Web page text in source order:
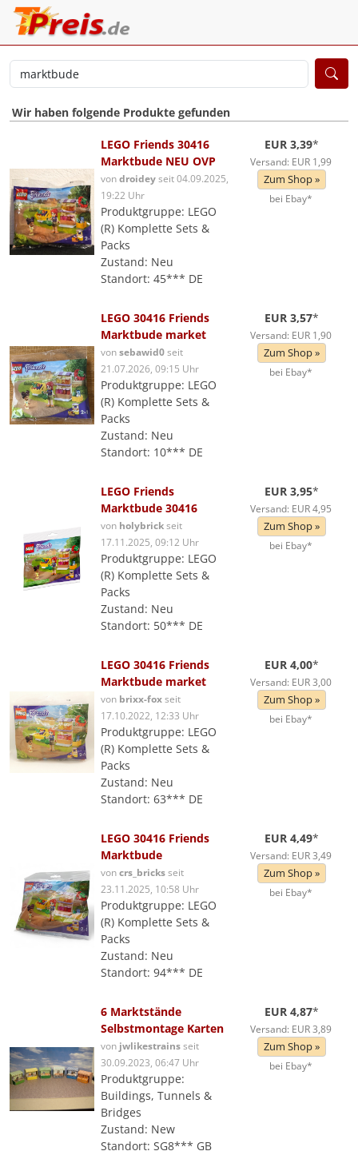
Wir haben folgende Produkte gefunden
LEGO Friends 30416
Marktbude NEU OVP
vondroideyseit 04.09.2025,
19:22 Uhr
Produktgruppe: LEGO
(R) Komplette Sets &
Packs
Zustand: Neu
Standort: 45*** DE
EUR 3,39*
Versand: EUR 1,99
Zum Shop »
bei Ebay*
LEGO 30416 Friends
Marktbude market
vonsebawid0seit
21.07.2026, 09:15 Uhr
Produktgruppe: LEGO
(R) Komplette Sets &
Packs
Zustand: Neu
Standort: 10*** DE
EUR 3,57*
Versand: EUR 1,90
Zum Shop »
bei Ebay*
LEGO Friends
Marktbude 30416
von holybrickseit
17.11.2025, 09:12 Uhr
Produktgruppe: LEGO
(R) Komplette Sets &
Packs
Zustand: Neu
Standort: 50*** DE
EUR 3,95*
Versand: EUR 4,95
Zum Shop »
bei Ebay*
LEGO 30416 Friends
Marktbude market
von brixx-foxseit
17.10.2022, 12:33 Uhr
Produktgruppe: LEGO
(R) Komplette Sets &
Packs
Zustand: Neu
Standort: 63*** DE
EUR 4,00*
Versand: EUR 3,00
Zum Shop »
bei Ebay*
LEGO 30416 Friends
Marktbude
voncrs_bricksseit
23.11.2025, 10:58 Uhr
Produktgruppe: LEGO
(R) Komplette Sets &
Packs
Zustand: Neu
Standort: 94*** DE
EUR 4,49*
Versand: EUR 3,49
Zum Shop »
bei Ebay*
6 Marktstände
Selbstmontage Karten
von jwlikestrainsseit
30.09.2023, 06:47 Uhr
Produktgruppe:
Buildings, Tunnels &
Bridges
Zustand: New
Standort: SG8*** GB
EUR 4,87*
Versand: EUR 3,89
Zum Shop »
bei Ebay*